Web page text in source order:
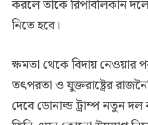
করলে তাকে রিপাবলিকান
নিতে হবে।
ক্ষমতা থেকে বিদায় নেওয়ার
তৎপরতা ও যুক্তরাষ্ট্রের
দেবে ডোনাল্ড ট্রাম্প নতুন